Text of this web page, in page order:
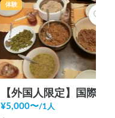
体験
¥5,000〜/1人